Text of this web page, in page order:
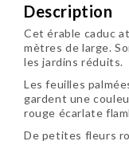
Description
Cet érable caduc
mètres de large.
les jardins réduits.
Les feuilles
gardent une
rouge écarlate
De petites fleurs